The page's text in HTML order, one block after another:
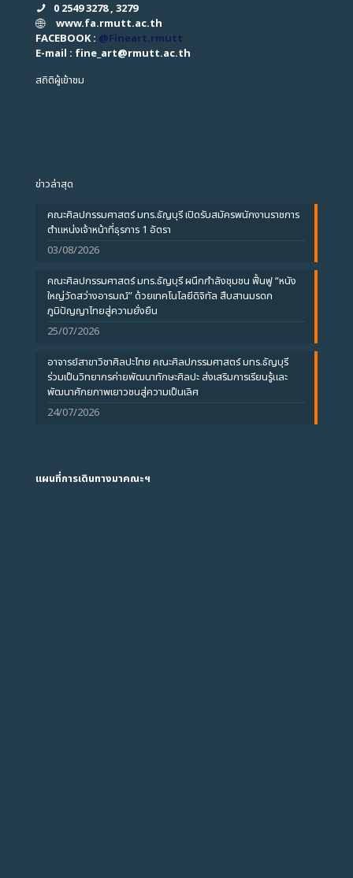
0 2549 3278 , 3279
www.fa.rmutt.ac.th
FACEBOOK : @Fineart.rmutt
E-mail : fine_art@rmutt.ac.th
สถิติผู้เข้าชม
ข่าวล่าสุด
คณะศิลปกรรมศาสตร์ มทร.ธัญบุรี เปิดรับสมัครพนักงานราชการ
ตำแหน่งเจ้าหน้าที่ธุรการ 1 อัตรา
03/08/2026
คณะศิลปกรรมศาสตร์ มทร.ธัญบุรี ผนึกกำลังชุมชน ฟื้นฟู “หนัง
ใหญ่วัดสว่างอารมณ์” ด้วยเทคโนโลยีดิจิทัล สืบสานมรดก
ภูมิปัญญาไทยสู่ความยั่งยืน
25/07/2026
อาจารย์สาขาวิชาศิลปะไทย คณะศิลปกรรมศาสตร์ มทร.ธัญบุรี
ร่วมเป็นวิทยากรค่ายพัฒนาทักษะศิลปะ ส่งเสริมการเรียนรู้และ
พัฒนาศักยภาพเยาวชนสู่ความเป็นเลิศ
24/07/2026
แผนที่การเดินทางมาคณะฯ